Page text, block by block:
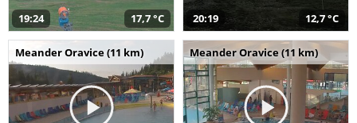
19:24 17,7 °C 20:19 12,7 °C
Meander Oravice (11 km) Meander Oravice (11 km)